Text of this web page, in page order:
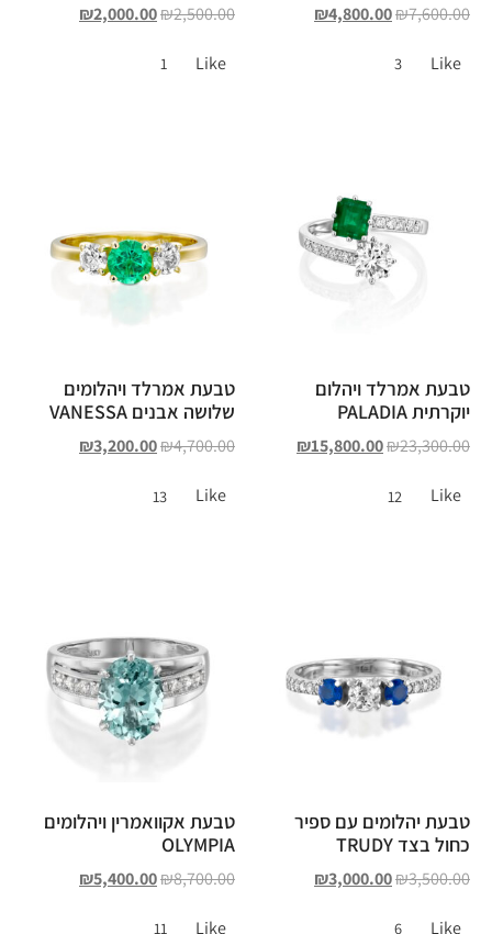
₪7,600.00
₪4,800.00
Like
3
₪2,500.00
₪2,000.00
Like
1
טבעת אמרלד ויהלום
יוקרתית PALADIA
₪23,300.00
₪15,800.00
Like
12
טבעת אמרלד ויהלומים
שלושה אבנים VANESSA
₪4,700.00
₪3,200.00
Like
13
טבעת יהלומים עם ספיר
כחול בצד TRUDY
₪3,500.00
₪3,000.00
Like
6
טבעת אקוואמרין ויהלומים
OLYMPIA
₪8,700.00
₪5,400.00
Like
11